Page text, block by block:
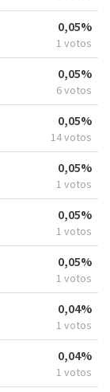
0,05%
1 votos
0,05%
6 votos
0,05%
14 votos
0,05%
1 votos
0,05%
1 votos
0,05%
1 votos
0,04%
1 votos
0,04%
1 votos